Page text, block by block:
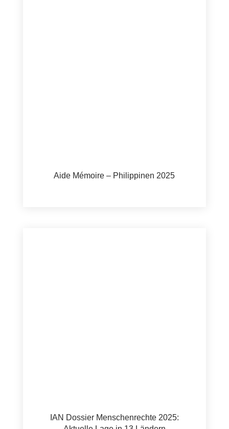
Aide Mémoire – Philippinen 2025
IAN Dossier Menschenrechte 2025: